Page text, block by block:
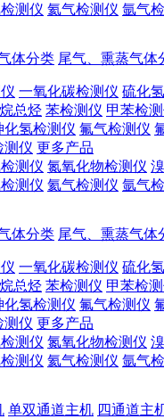
测仪 氦气检测仪 氩气
体分类 尾气、熏蒸气体
一氧化碳检测仪 硫化
总烃 苯检测仪 甲苯检
化氢检测仪 氟气检测仪
测仪 更多产品
测仪 氮氧化物检测仪
测仪 氦气检测仪 氩气
体分类 尾气、熏蒸气体
一氧化碳检测仪 硫化
总烃 苯检测仪 甲苯检
化氢检测仪 氟气检测仪
测仪 更多产品
测仪 氮氧化物检测仪
测仪 氦气检测仪 氩气
单双通道主机 四通道主